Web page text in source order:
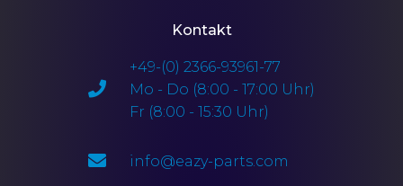
Kontakt
+49-(0) 2366-93961-77
Mo - Do (8:00 - 17:00 Uhr)
Fr (8:00 - 15:30 Uhr)
info@eazy-parts.com